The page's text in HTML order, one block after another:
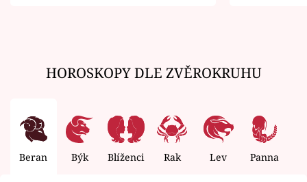
HOROSKOPY DLE ZVĚROKRUHU
Beran Býk Blíženci Rak Lev Panna